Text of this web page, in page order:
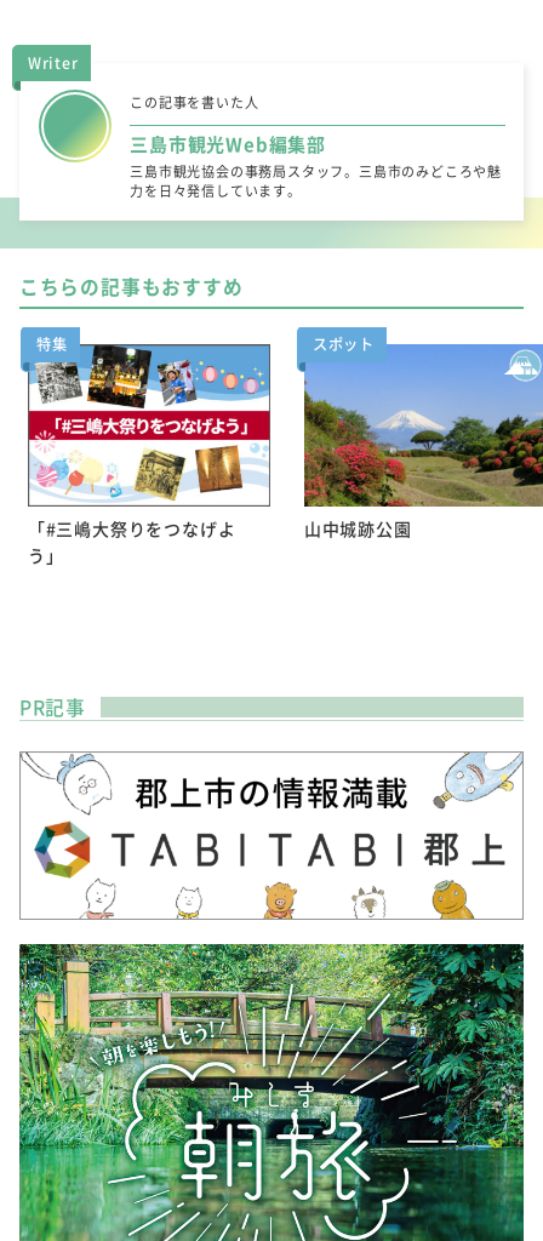
Writer
この記事を書いた人
三島市観光Web編集部
三島市観光協会の事務局スタッフ。三島市のみどころや魅
力を日々発信しています。
こちらの記事もおすすめ
特集
「#三嶋大祭りをつなげよ
う」
スポット
山中城跡公園
PR記事